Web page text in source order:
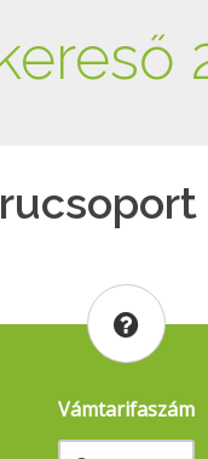
Vámtarifaszám